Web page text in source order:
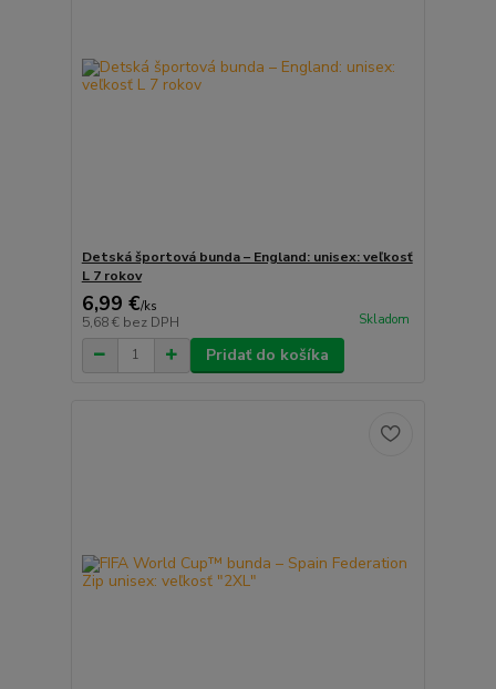
Detská športová bunda – England: unisex: veľkosť
L 7 rokov
6,99 €/ks
5,68 € bez DPH Skladom
Pridať do košíka